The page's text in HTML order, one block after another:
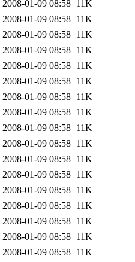
2008-01-09 08:58 11K
2008-01-09 08:58 11K
2008-01-09 08:58 11K
2008-01-09 08:58 11K
2008-01-09 08:58 11K
2008-01-09 08:58 11K
2008-01-09 08:58 11K
2008-01-09 08:58 11K
2008-01-09 08:58 11K
2008-01-09 08:58 11K
2008-01-09 08:58 11K
2008-01-09 08:58 11K
2008-01-09 08:58 11K
2008-01-09 08:58 11K
2008-01-09 08:58 11K
2008-01-09 08:58 11K
2008-01-09 08:58 11K